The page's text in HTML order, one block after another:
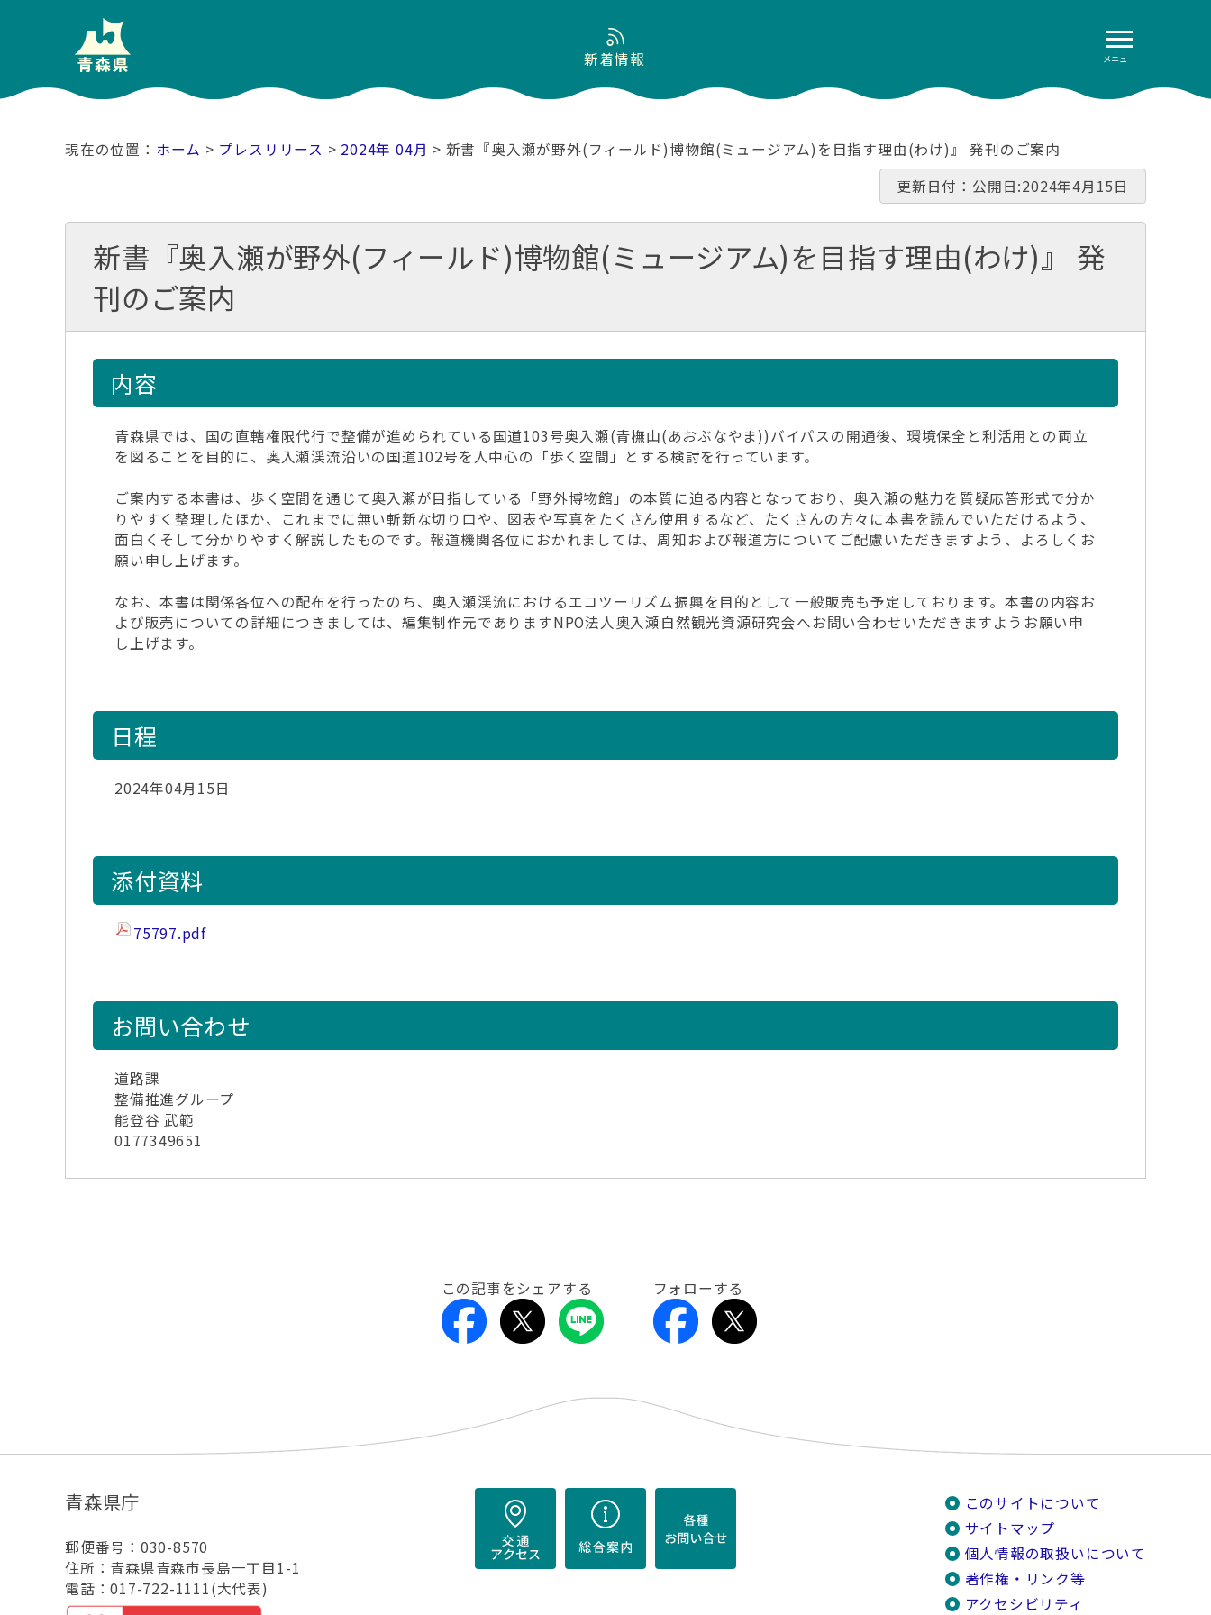
メニュー
新着情報
ホーム > プレスリリース > 2024年 04月 > 新書『奥入瀬が野外(フィールド)博物館(ミュージアム)を目指す理由(わけ)』 発刊のご案内
更新日付：公開日:2024年4月15日
新書『奥入瀬が野外(フィールド)博物館(ミュージアム)を目指す理由(わけ)』 発
刊のご案内
内容
青森県では、国の直轄権限代行で整備が進められている国道103号奥入瀬(青橅山(あおぶなやま))バイパスの開通後、環境保全と利活用との両立
を図ることを目的に、奥入瀬渓流沿いの国道102号を人中心の「歩く空間」とする検討を行っています。
ご案内する本書は、歩く空間を通じて奥入瀬が目指している「野外博物館」の本質に迫る内容となっており、奥入瀬の魅力を質疑応答形式で分か
りやすく整理したほか、これまでに無い斬新な切り口や、図表や写真をたくさん使用するなど、たくさんの方々に本書を読んでいただけるよう、
面白くそして分かりやすく解説したものです。報道機関各位におかれましては、周知および報道方についてご配慮いただきますよう、よろしくお
願い申し上げます。
なお、本書は関係各位への配布を行ったのち、奥入瀬渓流におけるエコツーリズム振興を目的として一般販売も予定しております。本書の内容お
よび販売についての詳細につきましては、編集制作元でありますNPO法人奥入瀬自然観光資源研究会へお問い合わせいただきますようお願い申
し上げます。
日程
2024年04月15日
添付資料
75797.pdf
お問い合わせ
道路課
整備推進グループ
能登谷 武範
0177349651
この記事をシェアする フォローする
青森県庁
郵便番号：030-8570
住所：青森県青森市長島一丁目1-1
電話：017-722-1111(大代表)
このサイトについて
サイトマップ
個人情報の取扱いについて
著作権・リンク等
アクセシビリティ